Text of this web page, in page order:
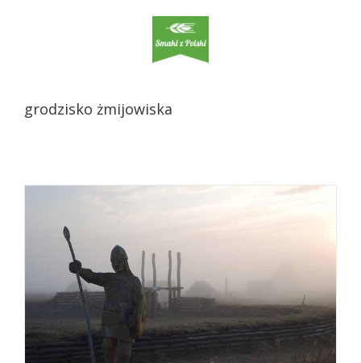
grodzisko żmijowiska
Słowiańszczyzna odzyskana!